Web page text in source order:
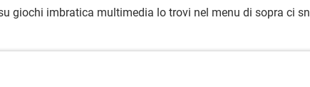
giochi imbratica multimedia lo trovi nel menu di sopra ci sn